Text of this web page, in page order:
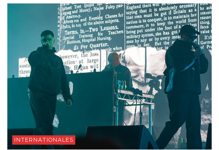
INTERNATIONALES